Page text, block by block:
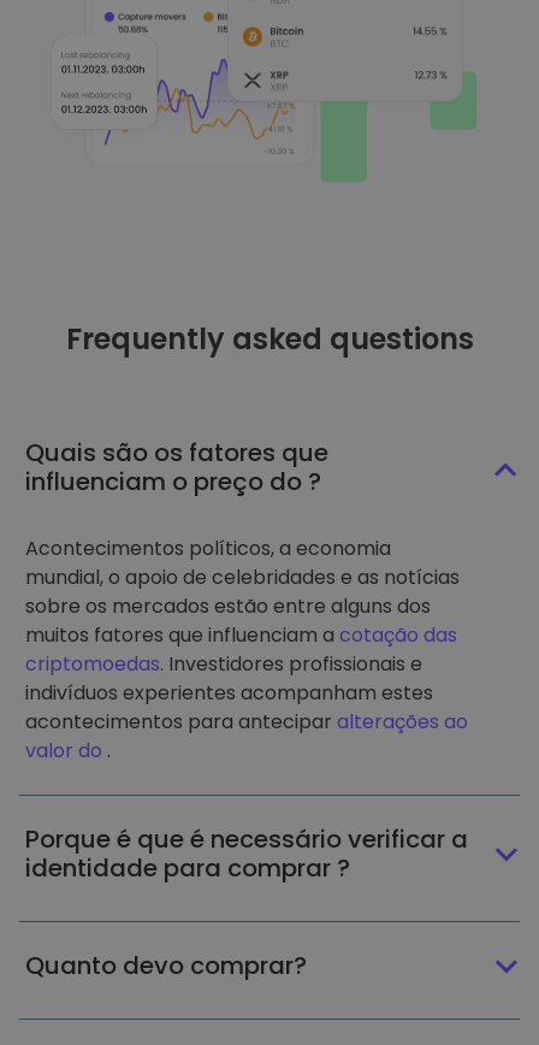
Frequently asked questions
Quais são os fatores que
influenciam o preço do ?
Acontecimentos políticos, a economia
mundial, o apoio de celebridades e as notícias
sobre os mercados estão entre alguns dos
muitos fatores que influenciam a cotação das
criptomoedas. Investidores profissionais e
indivíduos experientes acompanham estes
acontecimentos para antecipar alterações ao
valor do .
Porque é que é necessário verificar a
identidade para comprar ?
Quanto devo comprar?